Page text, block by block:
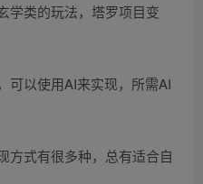
学类的玩法，塔罗项目变
可以使用AI来实现，所需AI
方式有很多种，总有适合自